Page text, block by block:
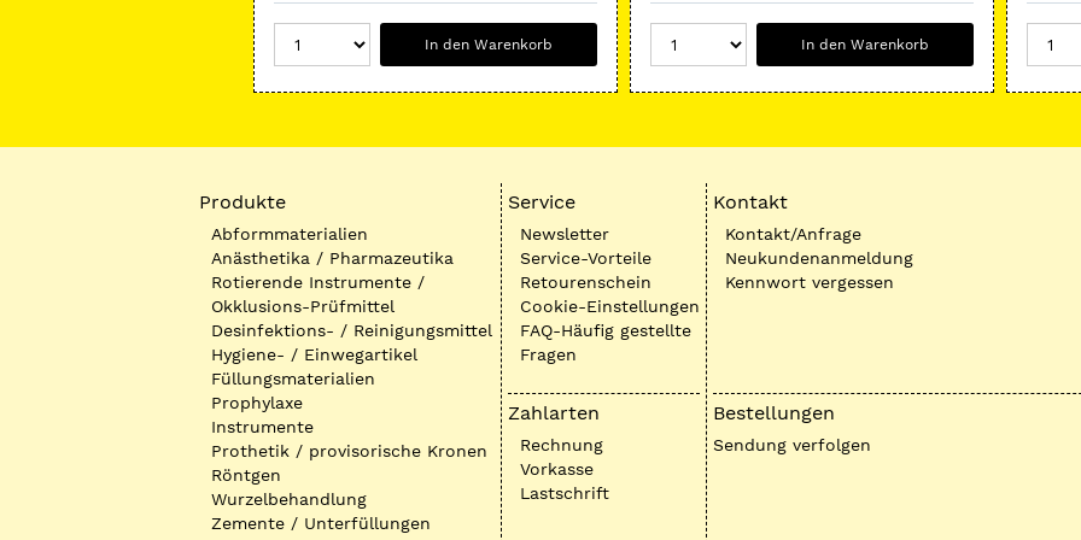
In den Warenkorb In den Warenkorb
Produkte
Abformmaterialien
Anästhetika / Pharmazeutika
Rotierende Instrumente /
Okklusions-Prüfmittel
Desinfektions- / Reinigungsmittel
Hygiene- / Einwegartikel
Füllungsmaterialien
Prophylaxe
Instrumente
Prothetik / provisorische Kronen
Röntgen
Wurzelbehandlung
Zemente / Unterfüllungen
Service
Newsletter
Service-Vorteile
Retourenschein
Cookie-Einstellungen
FAQ-Häufig gestellte
Fragen
Zahlarten
Rechnung
Vorkasse
Lastschrift
Kontakt
Kontakt/Anfrage
Neukundenanmeldung
Kennwort vergessen
Bestellungen
Sendung verfolgen